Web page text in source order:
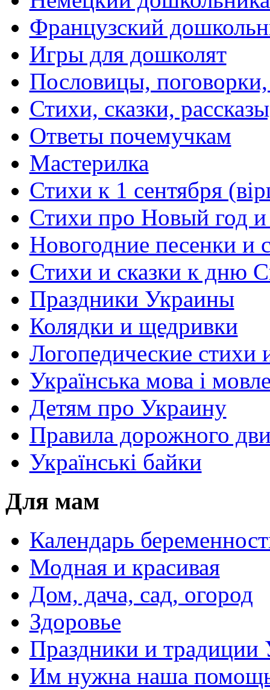
Французский
Игры для дошколят
Пословицы,
Стихи, сказки,
Ответы почемучкам
Мастерилка
Стихи к 1 сентября
Стихи про Новый год
Новогодние песенки и
Стихи и сказки к дню
Праздники Украины
Колядки и щедривки
Логопедические стихи
Українська мова і
Детям про Украину
Правила дорожного
Українські байки
Для мам
Календарь
Модная и красивая
Дом, дача, сад, огород
Здоровье
Праздники и традиции
Им нужна наша